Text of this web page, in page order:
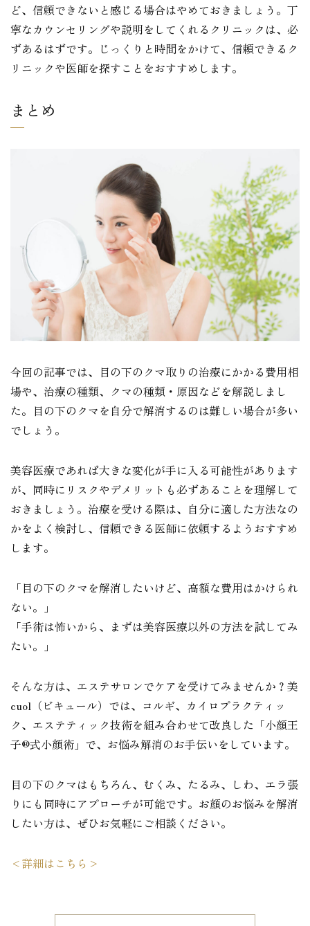
ど、信頼できないと感じる場合はやめておきましょう。丁
寧なカウンセリングや説明をしてくれるクリニックは、必
ずあるはずです。じっくりと時間をかけて、信頼できるク
リニックや医師を探すことをおすすめします。
まとめ
今回の記事では、目の下のクマ取りの治療にかかる費用相
場や、治療の種類、クマの種類・原因などを解説しまし
た。目の下のクマを自分で解消するのは難しい場合が多い
でしょう。
美容医療であれば大きな変化が手に入る可能性があります
が、同時にリスクやデメリットも必ずあることを理解して
おきましょう。治療を受ける際は、自分に適した方法なの
かをよく検討し、信頼できる医師に依頼するようおすすめ
します。
「目の下のクマを解消したいけど、高額な費用はかけられ
ない。」
「手術は怖いから、まずは美容医療以外の方法を試してみ
たい。」
そんな方は、エステサロンでケアを受けてみませんか？美
cuol（ビキュール）では、コルギ、カイロプラクティッ
ク、エステティック技術を組み合わせて改良した「小顔王
子®式小顔術」で、お悩み解消のお手伝いをしています。
目の下のクマはもちろん、むくみ、たるみ、しわ、エラ張
りにも同時にアプローチが可能です。お顔のお悩みを解消
したい方は、ぜひお気軽にご相談ください。
<詳細はこちら>